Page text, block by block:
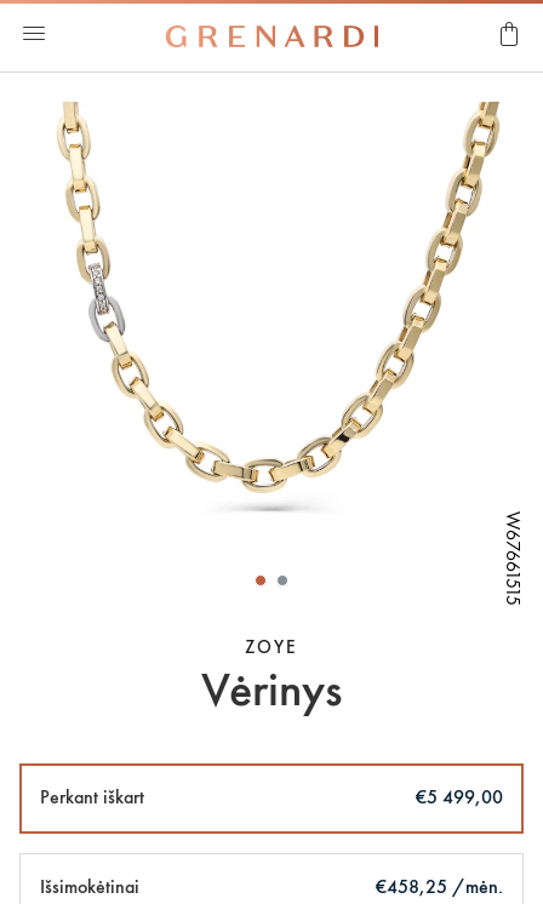
W67661515
W67661515
W67661515
W67661515
ZOYE
Vėrinys
Perkant iškart €5 499,00
Išsimokėtinai €458,25 /mėn.